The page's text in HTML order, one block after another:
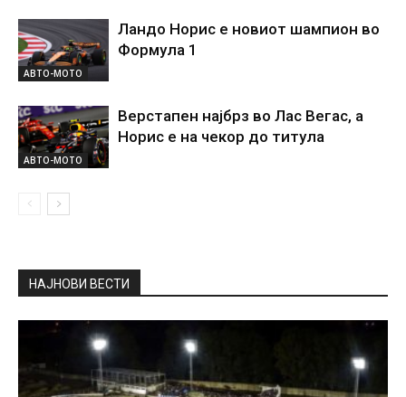
АВТО-МОТО
Ландо Норис е новиот шампион во
Формула 1
АВТО-МОТО
Верстапен најбрз во Лас Вегас, а
Норис е на чекор до титула
НАЈНОВИ ВЕСТИ